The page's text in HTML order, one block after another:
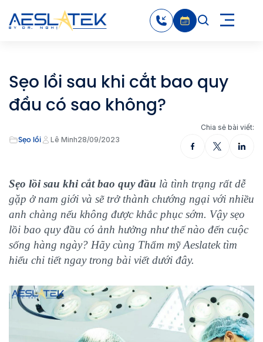
Sẹo lồi sau khi cắt bao quy
đầu có sao không?
Sẹo lồi Lê Minh28/09/2023
Chia sẻ bài viết:
Sẹo lồi sau khi cắt bao quy đầu là tình trạng rất dễ
gặp ở nam giới và sẽ trở thành chướng ngại với nhiều
anh chàng nếu không được khắc phục sớm. Vậy sẹo
lồi bao quy đầu có ảnh hưởng như thế nào đến cuộc
sống hàng ngày? Hãy cùng Thẩm mỹ Aeslatek tìm
hiểu chi tiết ngay trong bài viết dưới đây.